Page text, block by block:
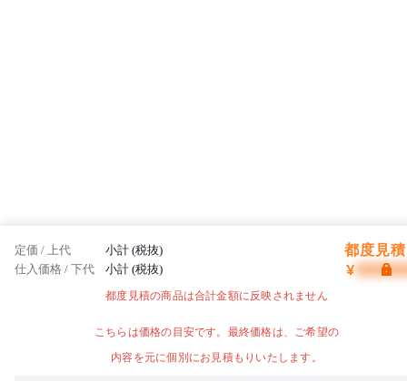
定価 / 上代 小計 (税抜) 都度見
仕入価格 / 下代 小計 (税抜) ¥
都度見積の商品は合計金額に反映されません
こちらは価格の目安です。最終価格は、ご希望の
内容を元に個別にお見積もりいたします。